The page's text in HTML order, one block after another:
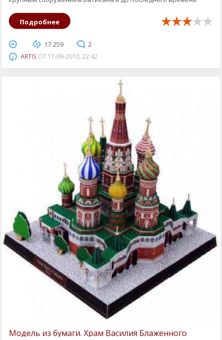
Подробнее
17 259
2
ARTISОТ 17-09-2010, 22:42
Модель из бумаги. Храм Василия Блаженного